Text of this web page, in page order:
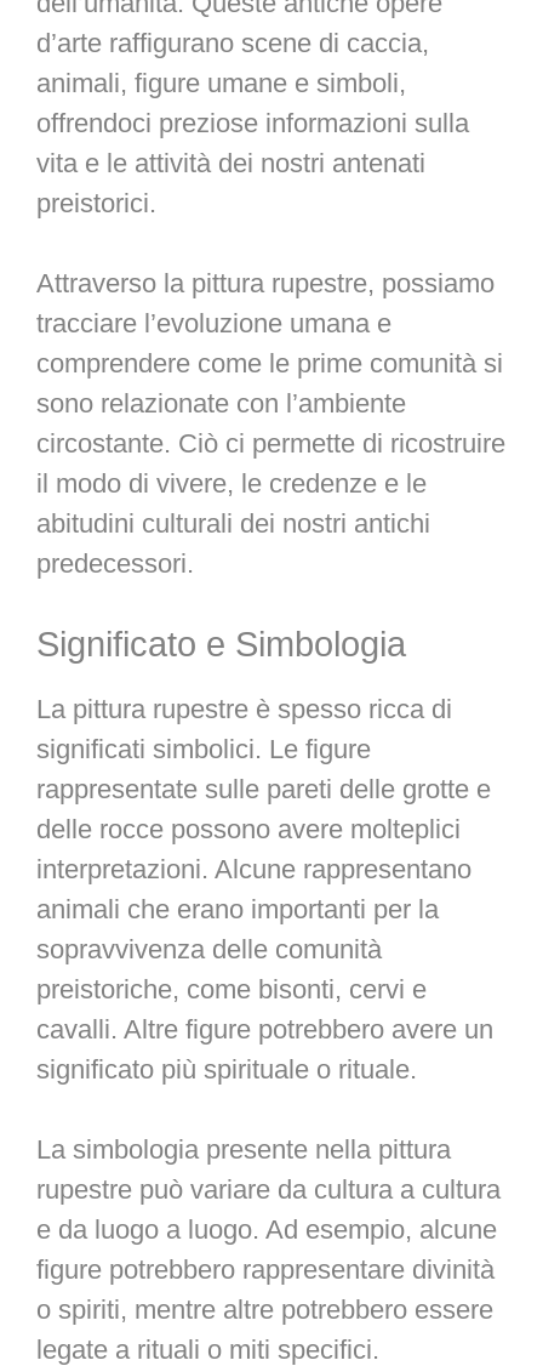
d’arte raffigurano scene di caccia,
animali, figure umane e simboli,
offrendoci preziose informazioni sulla
vita e le attività dei nostri antenati
preistorici.
Attraverso la pittura rupestre, possiamo
tracciare l’evoluzione umana e
comprendere come le prime comunità si
sono relazionate con l’ambiente
circostante. Ciò ci permette di ricostruire
il modo di vivere, le credenze e le
abitudini culturali dei nostri antichi
predecessori.
Significato e Simbologia
La pittura rupestre è spesso ricca di
significati simbolici. Le figure
rappresentate sulle pareti delle grotte e
delle rocce possono avere molteplici
interpretazioni. Alcune rappresentano
animali che erano importanti per la
sopravvivenza delle comunità
preistoriche, come bisonti, cervi e
cavalli. Altre figure potrebbero avere un
significato più spirituale o rituale.
La simbologia presente nella pittura
rupestre può variare da cultura a cultura
e da luogo a luogo. Ad esempio, alcune
figure potrebbero rappresentare divinità
o spiriti, mentre altre potrebbero essere
legate a rituali o miti specifici.